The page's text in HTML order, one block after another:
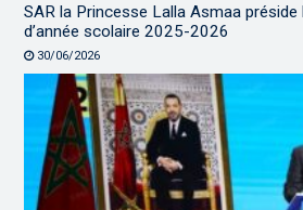
SAR la Princesse Lalla Asmaa
d’année scolaire 2025-2026
30/06/2026